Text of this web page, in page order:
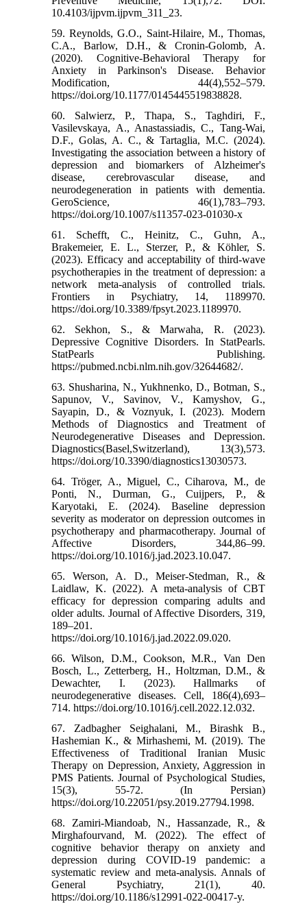
10.4103/ijpvm.ijpvm_311_23.
59. Reynolds, G.O., Saint-Hilaire, M., Thomas,
C.A., Barlow, D.H., & Cronin-Golomb, A.
(2020). Cognitive-Behavioral Therapy for
Anxiety in Parkinson's Disease. Behavior
Modification, 44(4),552–579.
https://doi.org/10.1177/0145445519838828.
60. Salwierz, P., Thapa, S., Taghdiri, F.,
Vasilevskaya, A., Anastassiadis, C., Tang-Wai,
D.F., Golas, A. C., & Tartaglia, M.C. (2024).
Investigating the association between a history of
depression and biomarkers of Alzheimer's
disease, cerebrovascular disease, and
neurodegeneration in patients with dementia.
GeroScience, 46(1),783–793.
https://doi.org/10.1007/s11357-023-01030-x
61. Schefft, C., Heinitz, C., Guhn, A.,
Brakemeier, E. L., Sterzer, P., & Köhler, S.
(2023). Efficacy and acceptability of third-wave
psychotherapies in the treatment of depression: a
network meta-analysis of controlled trials.
Frontiers in Psychiatry, 14, 1189970.
https://doi.org/10.3389/fpsyt.2023.1189970.
62. Sekhon, S., & Marwaha, R. (2023).
Depressive Cognitive Disorders. In StatPearls.
StatPearls Publishing.
https://pubmed.ncbi.nlm.nih.gov/32644682/.
63. Shusharina, N., Yukhnenko, D., Botman, S.,
Sapunov, V., Savinov, V., Kamyshov, G.,
Sayapin, D., & Voznyuk, I. (2023). Modern
Methods of Diagnostics and Treatment of
Neurodegenerative Diseases and Depression.
Diagnostics(Basel,Switzerland), 13(3),573.
https://doi.org/10.3390/diagnostics13030573.
64. Tröger, A., Miguel, C., Ciharova, M., de
Ponti, N., Durman, G., Cuijpers, P., &
Karyotaki, E. (2024). Baseline depression
severity as moderator on depression outcomes in
psychotherapy and pharmacotherapy. Journal of
Affective Disorders, 344,86–99.
https://doi.org/10.1016/j.jad.2023.10.047.
65. Werson, A. D., Meiser-Stedman, R., &
Laidlaw, K. (2022). A meta-analysis of CBT
efficacy for depression comparing adults and
older adults. Journal of Affective Disorders, 319,
189–201.
https://doi.org/10.1016/j.jad.2022.09.020.
66. Wilson, D.M., Cookson, M.R., Van Den
Bosch, L., Zetterberg, H., Holtzman, D.M., &
Dewachter, I. (2023). Hallmarks of
neurodegenerative diseases. Cell, 186(4),693–
714. https://doi.org/10.1016/j.cell.2022.12.032.
67. Zadbagher Seighalani, M., Birashk B.,
Hashemian K., & Mirhashemi, M. (2019). The
Effectiveness of Traditional Iranian Music
Therapy on Depression, Anxiety, Aggression in
PMS Patients. Journal of Psychological Studies,
15(3), 55-72. (In Persian)
https://doi.org/10.22051/psy.2019.27794.1998.
68. Zamiri-Miandoab, N., Hassanzade, R., &
Mirghafourvand, M. (2022). The effect of
cognitive behavior therapy on anxiety and
depression during COVID-19 pandemic: a
systematic review and meta-analysis. Annals of
General Psychiatry, 21(1), 40.
https://doi.org/10.1186/s12991-022-00417-y.